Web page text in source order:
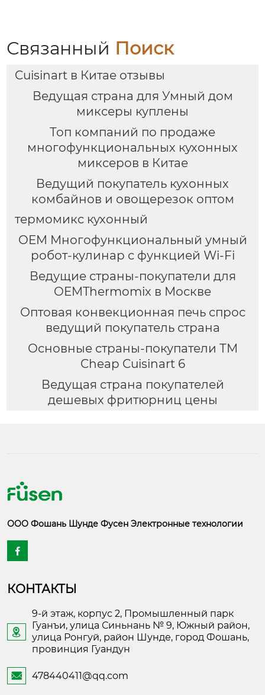
приготовления пищи
для дома
Связанный Поиск
Cuisinart в Китае отзывы
Ведущая страна для Умный дом
миксеры куплены
Топ компаний по продаже
многофункциональных кухонных
миксеров в Китае
Ведущий покупатель кухонных
комбайнов и овощерезок оптом
термомикс кухонный
OEM Многофункциональный умный
робот-кулинар с функцией Wi-Fi
Ведущие страны-покупатели для
OEMThermomix в Москве
Оптовая конвекционная печь спрос
ведущий покупатель страна
Основные страны-покупатели ТМ
Cheap Cuisinart 6
Ведущая страна покупателей
дешевых фритюрниц цены
ООО Фошань Шунде Фусен Электронные технологии

КОНТАКТЫ

9-й этаж, корпус 2, Промышленный парк
Гуанъи, улица Синьнань № 9, Южный район,
улица Ронгуй, район Шунде, город Фошань,
провинция Гуандун
 478440411@qq.com